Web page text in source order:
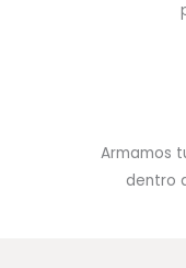
Armamos
dentro